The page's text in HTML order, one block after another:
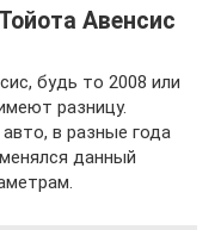
Авенсис
будь то 2008 или
разницу.
в разные года
данный